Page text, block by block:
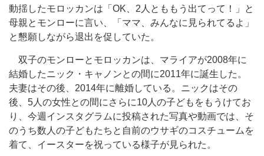
動揺したモロッカンは「OK、2人とももう出てって！」と
母親とモンローに言い、「ママ、みんなに見られてるよ」
と懇願しながら退出を促していた。
双子のモンローとモロッカンは、マライアが2008年に
結婚したニック・キャノンとの間に2011年に誕生した。
夫妻はその後、2014年に離婚している。ニックはその
後、5人の女性との間にさらに10人の子どもをもうけてお
り、今週インスタグラムに投稿された写真や動画では、そ
のうち数人の子どもたちと自前のウサギのコスチュームを
着て、イースターを祝っている様子が見られた。